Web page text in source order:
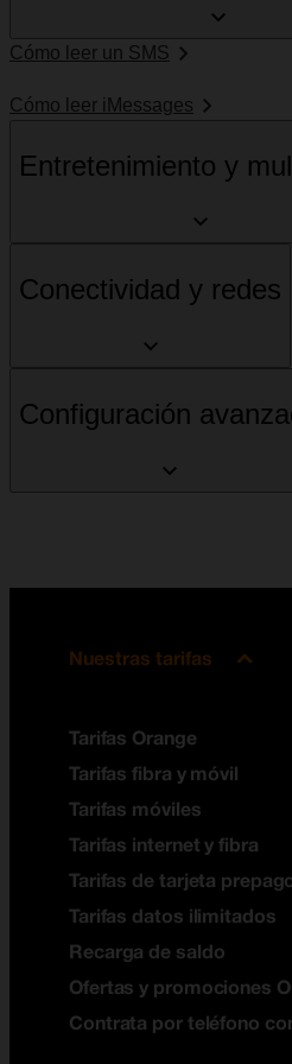
Cómo leer un SMS
Cómo leer iMessages
Entretenimiento y
Conectividad y redes
Configuración
Nuestras tarifas
Tarifas Orange
Tarifas fibra y móvil
Tarifas móviles
Tarifas internet y fibra
Tarifas de tarjeta
Tarifas datos ilimitados
Recarga de saldo
Ofertas y promociones
Contrata por teléfono